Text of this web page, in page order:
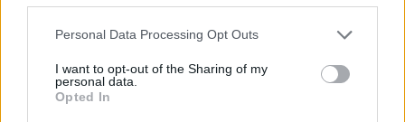
Personal Data Processing Opt Outs
I want to opt-out of the Sharing of my
personal data.
Opted In
Portfolio.hu teljes cikkarchívum
Kötéslisták: BÉT elmúlt 2 év napon belüli
kötéslistái